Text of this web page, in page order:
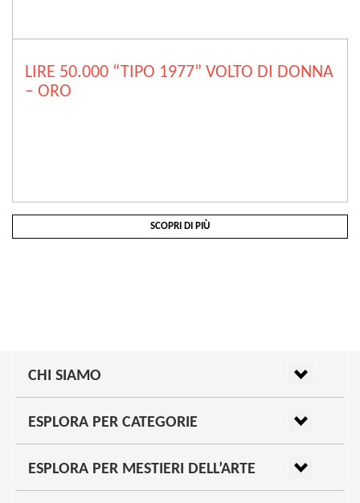
LIRE 50.000 “TIPO 1977” VOLTO DI DONNA
– ORO
SCOPRI DI PIÙ
CHI SIAMO
ESPLORA PER CATEGORIE
ESPLORA PER MESTIERI DELL’ARTE